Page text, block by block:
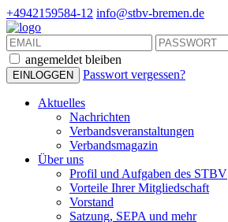
+4942159584-12 info@stbv-bremen.de
angemeldet bleiben
Passwort vergessen?
Aktuelles
Nachrichten
Verbandsveranstaltungen
Verbandsmagazin
Über uns
Profil und Aufgaben des STBV
Vorteile Ihrer Mitgliedschaft
Vorstand
Satzung, SEPA und mehr